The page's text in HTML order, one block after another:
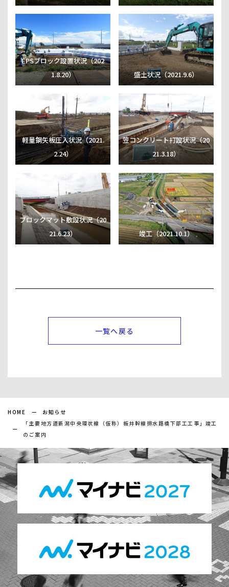
EPSブロック設置状況（202
1.8.20）
盛土状況（2021.9.6）
軽量鋼矢板圧入状況（2021.
2.24）
笠コンクリート打設状況（20
21.3.18）
ブロックマット敷設状況（20
21.6.23）
竣工（2021.10.1）
一覧へ戻る
HOME
お知らせ
「主要地方道新潟中央環状線（仮称）板井幹線排水路橋下部工工事」竣工
のご案内